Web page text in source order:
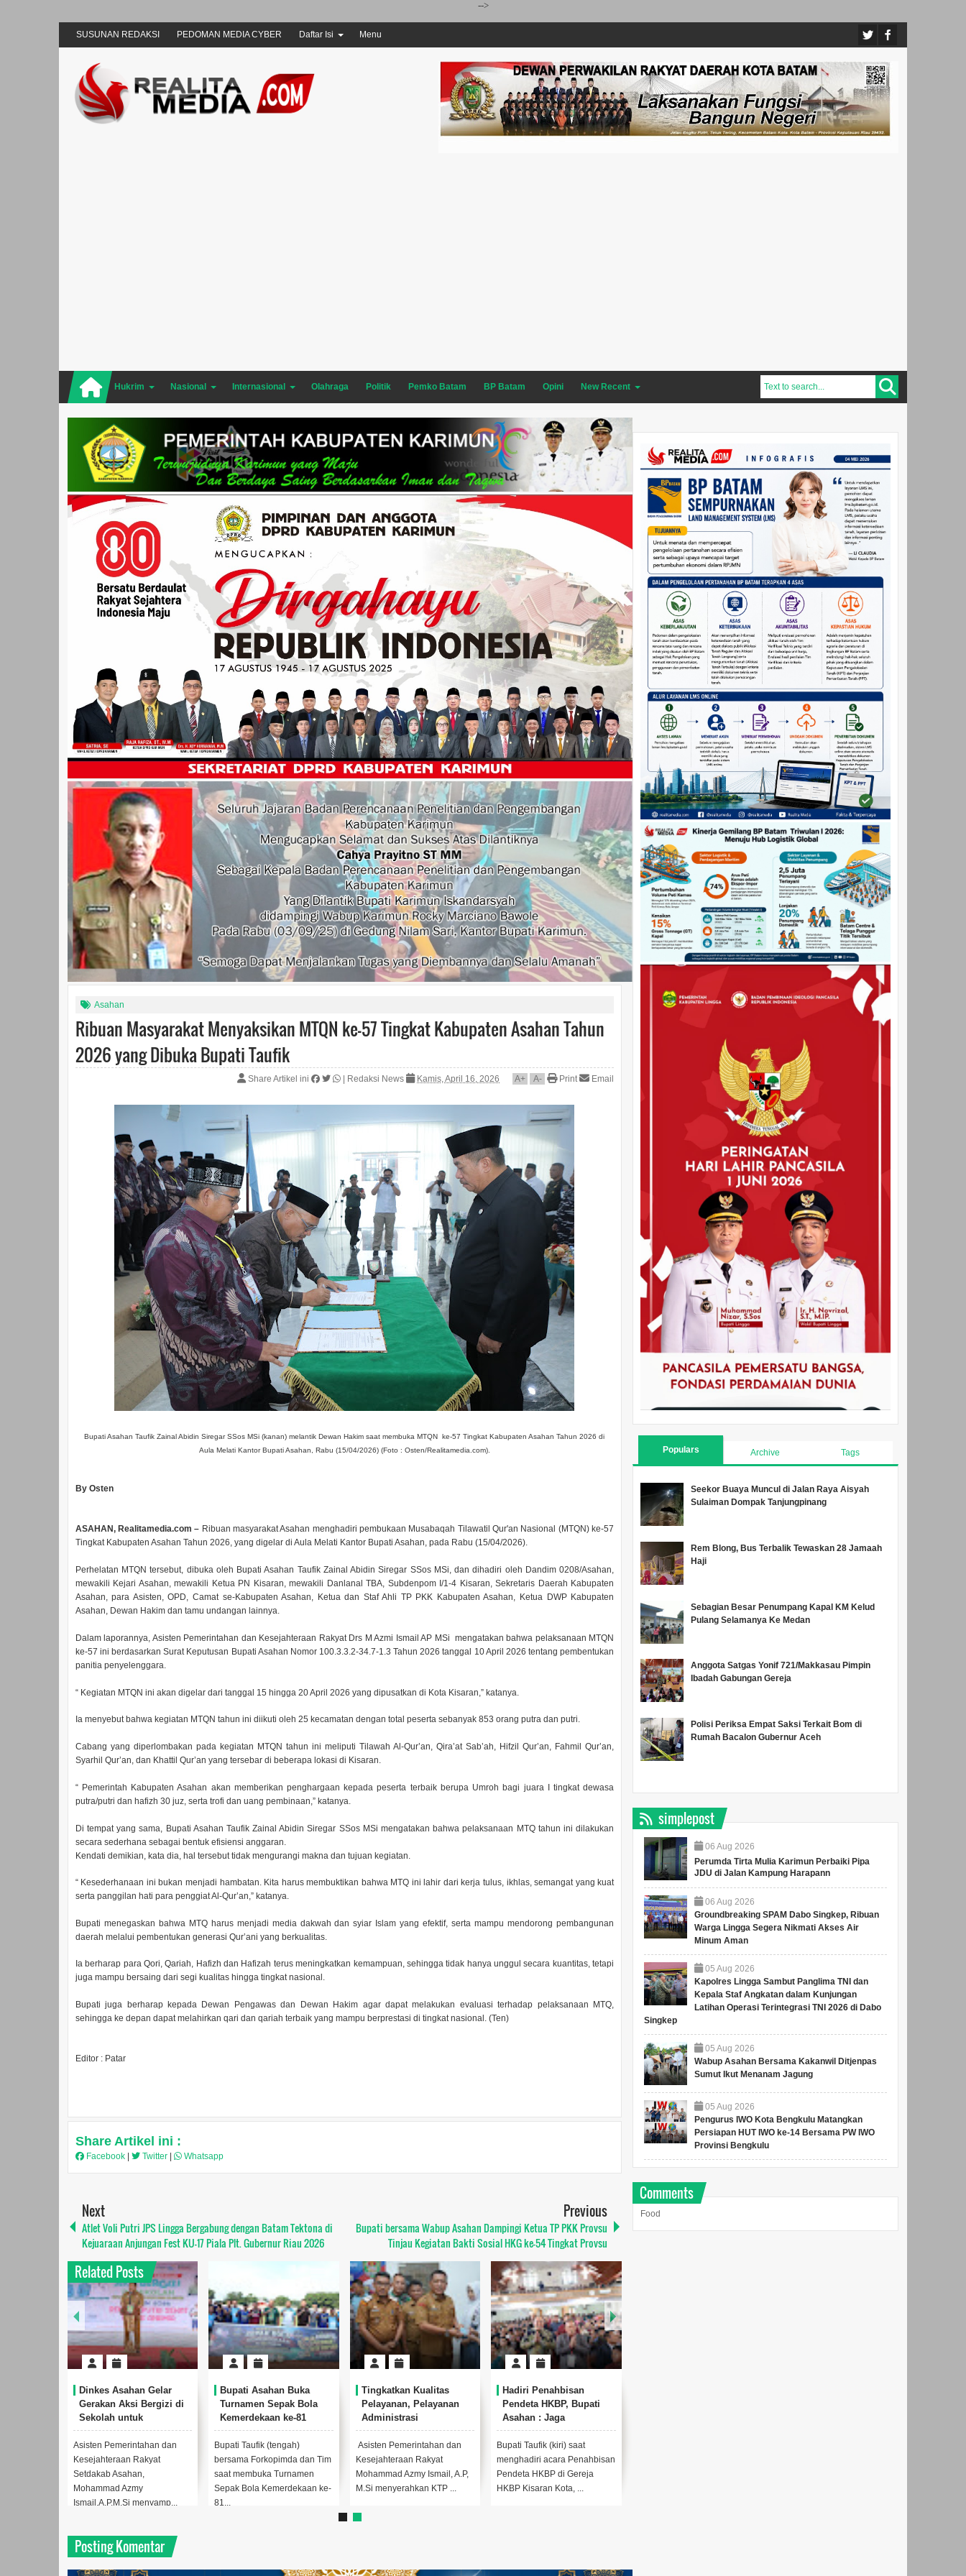
-->
SUSUNAN REDAKSI PEDOMAN MEDIA CYBER Daftar Isi Menu
Hukrim Nasional Internasional Olahraga Politik Pemko Batam BP Batam Opini New Recent
Asahan
Ribuan Masyarakat Menyaksikan MTQN ke-57 Tingkat Kabupaten Asahan Tahun
2026 yang Dibuka Bupati Taufik
Share Artikel ini Redaksi News Kamis, April 16, 2026 A+ A- Print Email
Bupati Asahan Taufik Zainal Abidin Siregar SSos MSi (kanan) melantik Dewan Hakim saat membuka MTQN ke-57 Tingkat Kabupaten Asahan Tahun 2026 di
Aula Melati Kantor Bupati Asahan, Rabu (15/04/2026) (Foto : Osten/Realitamedia.com).
By Osten
ASAHAN, Realitamedia.com – Ribuan masyarakat Asahan menghadiri pembukaan Musabaqah Tilawatil Qur'an Nasional (MTQN) ke-57
Tingkat Kabupaten Asahan Tahun 2026, yang digelar di Aula Melati Kantor Bupati Asahan, pada Rabu (15/04/2026).
Perhelatan MTQN tersebut, dibuka oleh Bupati Asahan Taufik Zainal Abidin Siregar SSos MSi, dan dihadiri oleh Dandim 0208/Asahan,
mewakili Kejari Asahan, mewakili Ketua PN Kisaran, mewakili Danlanal TBA, Subdenpom I/1-4 Kisaran, Sekretaris Daerah Kabupaten
Asahan, para Asisten, OPD, Camat se-Kabupaten Asahan, Ketua dan Staf Ahli TP PKK Kabupaten Asahan, Ketua DWP Kabupaten
Asahan, Dewan Hakim dan tamu undangan lainnya.
Dalam laporannya, Asisten Pemerintahan dan Kesejahteraan Rakyat Drs M Azmi Ismail AP MSi mengatakan bahwa pelaksanaan MTQN
ke-57 ini berdasarkan Surat Keputusan Bupati Asahan Nomor 100.3.3.2-34.7-1.3 Tahun 2026 tanggal 10 April 2026 tentang pembentukan
panitia penyelenggara.
“ Kegiatan MTQN ini akan digelar dari tanggal 15 hingga 20 April 2026 yang dipusatkan di Kota Kisaran,” katanya.
Ia menyebut bahwa kegiatan MTQN tahun ini diikuti oleh 25 kecamatan dengan total peserta sebanyak 853 orang putra dan putri.
Cabang yang diperlombakan pada kegiatan MTQN tahun ini meliputi Tilawah Al-Qur’an, Qira’at Sab’ah, Hifzil Qur’an, Fahmil Qur’an,
Syarhil Qur’an, dan Khattil Qur’an yang tersebar di beberapa lokasi di Kisaran.
“ Pemerintah Kabupaten Asahan akan memberikan penghargaan kepada peserta terbaik berupa Umroh bagi juara I tingkat dewasa
putra/putri dan hafizh 30 juz, serta trofi dan uang pembinaan,” katanya.
Di tempat yang sama, Bupati Asahan Taufik Zainal Abidin Siregar SSos MSi mengatakan bahwa pelaksanaan MTQ tahun ini dilakukan
secara sederhana sebagai bentuk efisiensi anggaran.
Kendati demikian, kata dia, hal tersebut tidak mengurangi makna dan tujuan kegiatan.
“ Kesederhanaan ini bukan menjadi hambatan. Kita harus membuktikan bahwa MTQ ini lahir dari kerja tulus, ikhlas, semangat yang kuat
serta panggilan hati para penggiat Al-Qur’an,” katanya.
Bupati menegaskan bahwa MTQ harus menjadi media dakwah dan syiar Islam yang efektif, serta mampu mendorong pembangunan
daerah melalui pembentukan generasi Qur’ani yang berkualitas.
Ia berharap para Qori, Qariah, Hafizh dan Hafizah terus meningkatkan kemampuan, sehingga tidak hanya unggul secara kuantitas, tetapi
juga mampu bersaing dari segi kualitas hingga tingkat nasional.
Bupati juga berharap kepada Dewan Pengawas dan Dewan Hakim agar dapat melakukan evaluasi terhadap pelaksanaan MTQ,
sehingga ke depan dapat melahirkan qari dan qariah terbaik yang mampu berprestasi di tingkat nasional. (Ten)
Editor : Patar
Share Artikel ini :
Facebook Twitter Whatsapp
Next
Atlet Voli Putri JPS Lingga Bergabung dengan Batam Tektona di
Kejuaraan Anjungan Fest KU-17 Piala Plt. Gubernur Riau 2026
Previous
Bupati bersama Wabup Asahan Dampingi Ketua TP PKK Provsu
Tinjau Kegiatan Bakti Sosial HKG ke-54 Tingkat Provsu
Related Posts
Dinkes Asahan Gelar
Gerakan Aksi Bergizi di
Sekolah untuk
Mempercepat
Penanggulangan
Stunting
Asisten Pemerintahan dan
Kesejahteraan Rakyat
Setdakab Asahan,
Mohammad Azmy
Ismail,A.P,M.Si menyamp...
Bupati Asahan Buka
Turnamen Sepak Bola
Kemerdekaan ke-81
Perebutkan Piala Dandim
0208/Asahan
Bupati Taufik (tengah)
bersama Forkopimda dan Tim
saat membuka Turnamen
Sepak Bola Kemerdekaan ke-
81...
Tingkatkan Kualitas
Pelayanan, Pelayanan
Administrasi
Kependudukan di Kantor
Camat Aek Kuasan
Diresmikan
Asisten Pemerintahan dan
Kesejahteraan Rakyat
Mohammad Azmy Ismail, A.P,
M.Si menyerahkan KTP ...
Hadiri Penahbisan
Pendeta HKBP, Bupati
Asahan : Jaga
Kerukunan Antar Umat
Bergama
Bupati Taufik (kiri) saat
menghadiri acara Penahbisan
Pendeta HKBP di Gereja
HKBP Kisaran Kota, ...
Posting Komentar
Populars Archive Tags
Seekor Buaya Muncul di Jalan Raya Aisyah
Sulaiman Dompak Tanjungpinang
Rem Blong, Bus Terbalik Tewaskan 28 Jamaah
Haji
Sebagian Besar Penumpang Kapal KM Kelud
Pulang Selamanya Ke Medan
Anggota Satgas Yonif 721/Makkasau Pimpin
Ibadah Gabungan Gereja
Polisi Periksa Empat Saksi Terkait Bom di
Rumah Bacalon Gubernur Aceh
simplepost
06 Aug 2026
Perumda Tirta Mulia Karimun Perbaiki Pipa
JDU di Jalan Kampung Harapann
06 Aug 2026
Groundbreaking SPAM Dabo Singkep, Ribuan
Warga Lingga Segera Nikmati Akses Air
Minum Aman
05 Aug 2026
Kapolres Lingga Sambut Panglima TNI dan
Kepala Staf Angkatan dalam Kunjungan
Latihan Operasi Terintegrasi TNI 2026 di Dabo
Singkep
05 Aug 2026
Wabup Asahan Bersama Kakanwil Ditjenpas
Sumut Ikut Menanam Jagung
05 Aug 2026
Pengurus IWO Kota Bengkulu Matangkan
Persiapan HUT IWO ke-14 Bersama PW IWO
Provinsi Bengkulu
Comments
Food